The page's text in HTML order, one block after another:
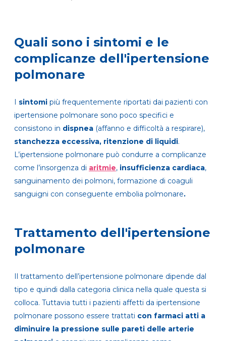
Quali sono i sintomi e le
complicanze dell'ipertensione
polmonare
I sintomi più frequentemente riportati dai pazienti con
ipertensione polmonare sono poco specifici e
consistono in dispnea (affanno e difficoltà a respirare),
stanchezza eccessiva, ritenzione di liquidi.
L’ipertensione polmonare può condurre a complicanze
come l’insorgenza di aritmie, insufficienza cardiaca,
sanguinamento dei polmoni, formazione di coaguli
sanguigni con conseguente embolia polmonare.
Trattamento dell'ipertensione
polmonare
Il trattamento dell’ipertensione polmonare dipende dal
tipo e quindi dalla categoria clinica nella quale questa si
colloca. Tuttavia tutti i pazienti affetti da ipertensione
polmonare possono essere trattati con farmaci atti a
diminuire la pressione sulle pareti delle arterie